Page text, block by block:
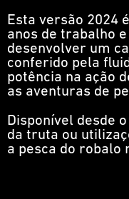
Esta versão 2024
anos de trabalho
desenvolver um
conferido pela
potência na ação
as aventuras de
Disponível desde
da truta ou
a pesca do robalo